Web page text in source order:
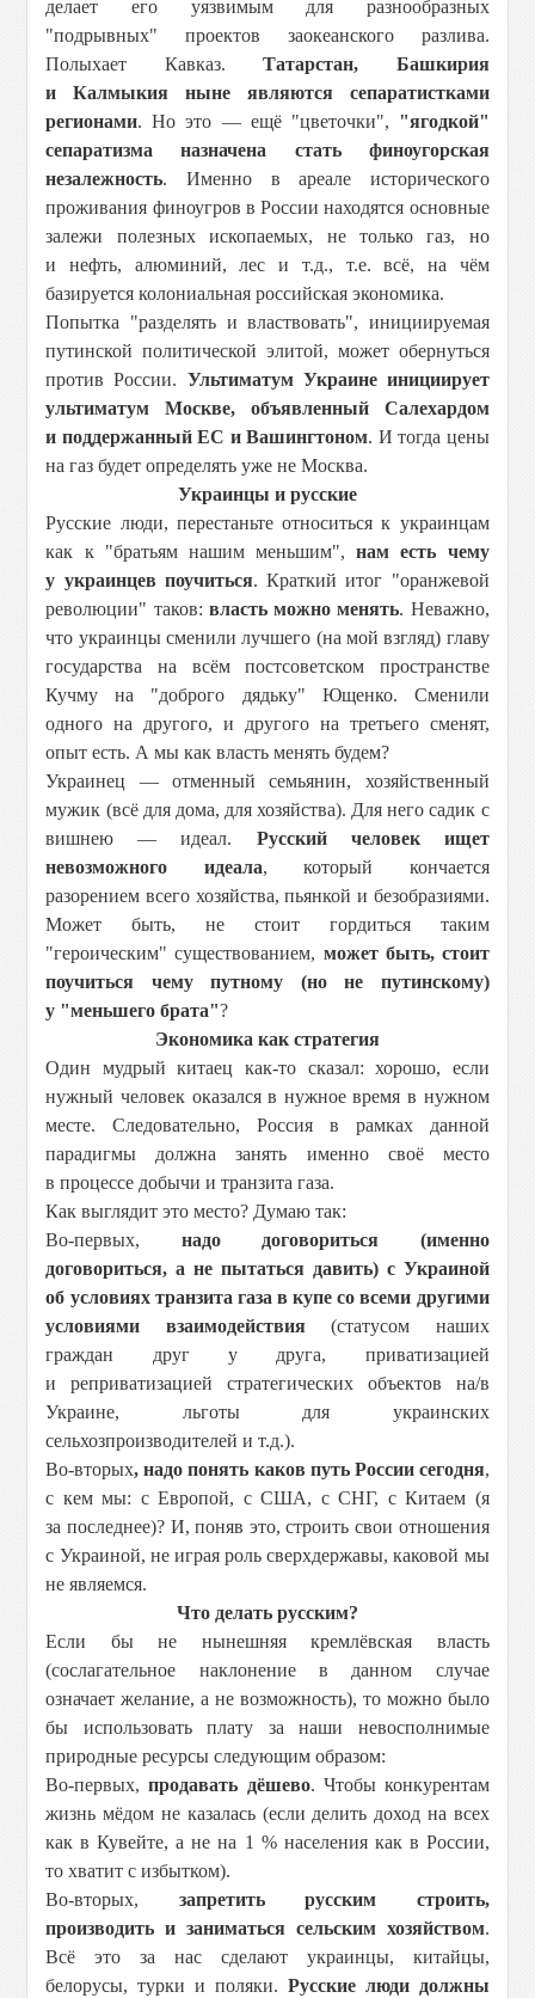
делает его уязвимым для разнообразных
"подрывных" проектов заокеанского разлива.
Полыхает Кавказ.Татарстан, Башкирия
и Калмыкия ныне являются сепаратистками
регионами. Но это — ещё "цветочки", "ягодкой"
сепаратизма назначена стать финоугорская
незалежность. Именно в ареале исторического
проживания финоугров в России находятся основные
залежи полезных ископаемых, не только газ, но
и нефть, алюминий, лес и т.д., т.е. всё, на чём
базируется колониальная российская экономика.
Попытка "разделять и властвовать", инициируемая
путинской политической элитой, может обернуться
против России. Ультиматум Украине инициирует
ультиматум Москве, объявленный Салехардом
и поддержанный ЕС и Вашингтоном. И тогда цены
на газ будет определять уже не Москва.
Украинцы и русские
Русские люди, перестаньте относиться к украинцам
как к "братьям нашим меньшим",нам есть чему
у украинцев поучиться. Краткий итог "оранжевой
революции" таков: власть можно менять. Неважно,
что украинцы сменили лучшего (на мой взгляд) главу
государства на всём постсоветском пространстве
Кучму на "доброго дядьку" Ющенко. Сменили
одного на другого, и другого на третьего сменят,
опыт есть. А мы как власть менять будем?
Украинец — отменный семьянин, хозяйственный
мужик (всё для дома, для хозяйства). Для него садик с
вишнею — идеал. Русский человек ищет
невозможного идеала, который кончается
разорением всего хозяйства, пьянкой и безобразиями.
Может быть, не стоит гордиться таким
"героическим" существованием, может быть, стоит
поучиться чему путному (но не путинскому)
у "меньшего брата"?
Экономика как стратегия
Один мудрый китаец как-то сказал: хорошо, если
нужный человек оказался в нужное время в нужном
месте. Следовательно, Россия в рамках данной
парадигмы должна занять именно своё место
в процессе добычи и транзита газа.
Как выглядит это место? Думаю так:
Во-первых, надо договориться (именно
договориться, а не пытаться давить) с Украиной
об условиях транзита газа в купе со всеми другими
условиями взаимодействия(статусом наших
граждан друг у друга, приватизацией
и реприватизацией стратегических объектов на/в
Украине, льготы для украинских
сельхозпроизводителей и т.д.).
Во-вторых, надо понять каков путь России сегодня,
с кем мы: с Европой, с США, с СНГ, с Китаем (я
за последнее)? И, поняв это, строить свои отношения
с Украиной, не играя роль сверхдержавы, каковой мы
не являемся.
Что делать русским?
Если бы не нынешняя кремлёвская власть
(сослагательное наклонение в данном случае
означает желание, а не возможность), то можно было
бы использовать плату за наши невосполнимые
природные ресурсы следующим образом:
Во-первых,продавать дёшево. Чтобы конкурентам
жизнь мёдом не казалась (если делить доход на всех
как в Кувейте, а не на 1 % населения как в России,
то хватит с избытком).
Во-вторых, запретить русским строить,
производить и заниматься сельским хозяйством.
Всё это за нас сделают украинцы, китайцы,
белорусы, турки и поляки. Русские люди должны